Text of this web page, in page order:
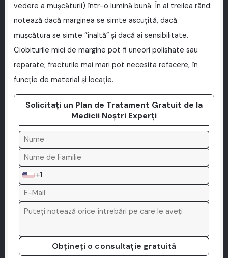
vedere a mușcăturii) într-o lumină bună. În al treilea rând:
notează dacă marginea se simte ascuțită, dacă
mușcătura se simte ”înaltă” și dacă ai sensibilitate.
Ciobiturile mici de margine pot fi uneori polishate sau
reparate; fracturile mai mari pot necesita refacere, în
funcție de material și locație.
Solicitați un Plan de Tratament Gratuit de la
Medicii Noștri Experți
+1
Obțineți o consultație gratuită